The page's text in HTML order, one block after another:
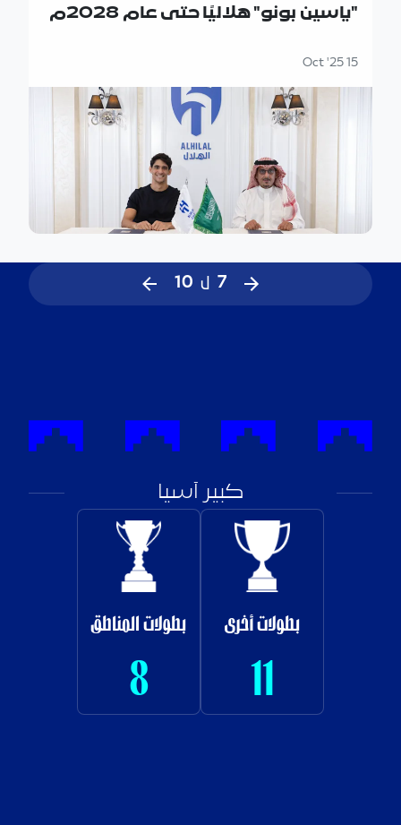
"ياسين بونو" هلاليًا حتى عام 2028م
15 Oct '25
7 ل 10
كبير آسيا
الدوري السعودي
21
البطولات العربية
4